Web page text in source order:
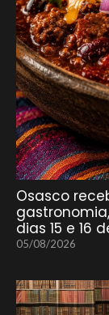
Osasco
dias 15 e 16
05/08/2026